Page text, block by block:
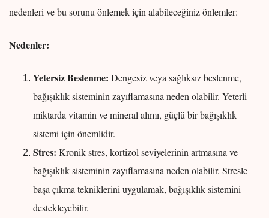
nedenleri ve bu sorunu önlemek için alabileceğiniz önlemler:
Nedenler:
Yetersiz Beslenme: Dengesiz veya sağlıksız beslenme,
bağışıklık sisteminin zayıflamasına neden olabilir. Yeterli
miktarda vitamin ve mineral alımı, güçlü bir bağışıklık
sistemi için önemlidir.
Stres: Kronik stres, kortizol seviyelerinin artmasına ve
bağışıklık sisteminin zayıflamasına neden olabilir. Stresle
başa çıkma tekniklerini uygulamak, bağışıklık sistemini
destekleyebilir.